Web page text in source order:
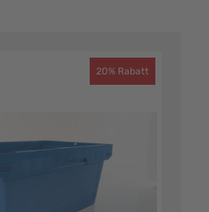
20% Rabatt